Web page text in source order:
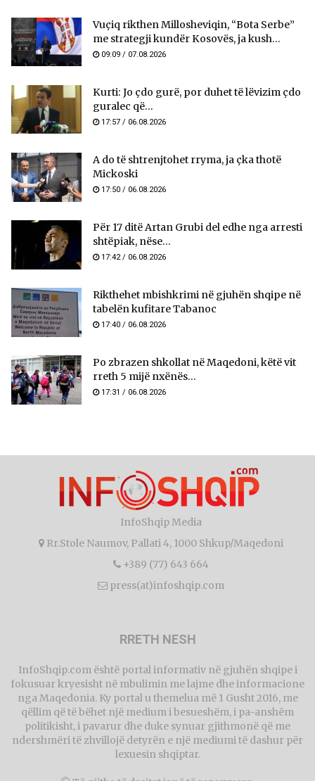
Vuçiq rikthen Millosheviqin, “Bota Serbe”
me strategji kundër Kosovës, ja kush...
09:09 / 07.08.2026
Kurti: Jo çdo gurë, por duhet të lëvizim çdo
guralec që...
17:57 / 06.08.2026
A do të shtrenjtohet rryma, ja çka thotë
Mickoski
17:50 / 06.08.2026
Për 17 ditë Artan Grubi del edhe nga arresti
shtëpiak, nëse...
17:42 / 06.08.2026
Rikthehet mbishkrimi në gjuhën shqipe në
tabelën kufitare Tabanoc
17:40 / 06.08.2026
Po zbrazen shkollat në Maqedoni, këtë vit
rreth 5 mijë nxënës...
17:31 / 06.08.2026
InfoShqip Media
Rr.Stole Naumov, Pallati 4, 1000 Shkup/Maqedoni
+389 (77) 643 664
press(at)infoshqip.com
RRETH NESH
InfoShqip.com është portal informativ në gjuhën shqipe i
fokusuar kryesisht në mbulimin me lajme dhe informacione
nga Maqedonia. Ky portal u themelua më 1 Gusht 2016, me
qëllim që të bëhet një medium i besueshëm, i pa-anshëm
politikisht, i pavarur dhe duke synuar gjithmonë që me
ndershmëri të zhvillojë detyrën e një mediumi të dashur për
lexuesin shqiptar.